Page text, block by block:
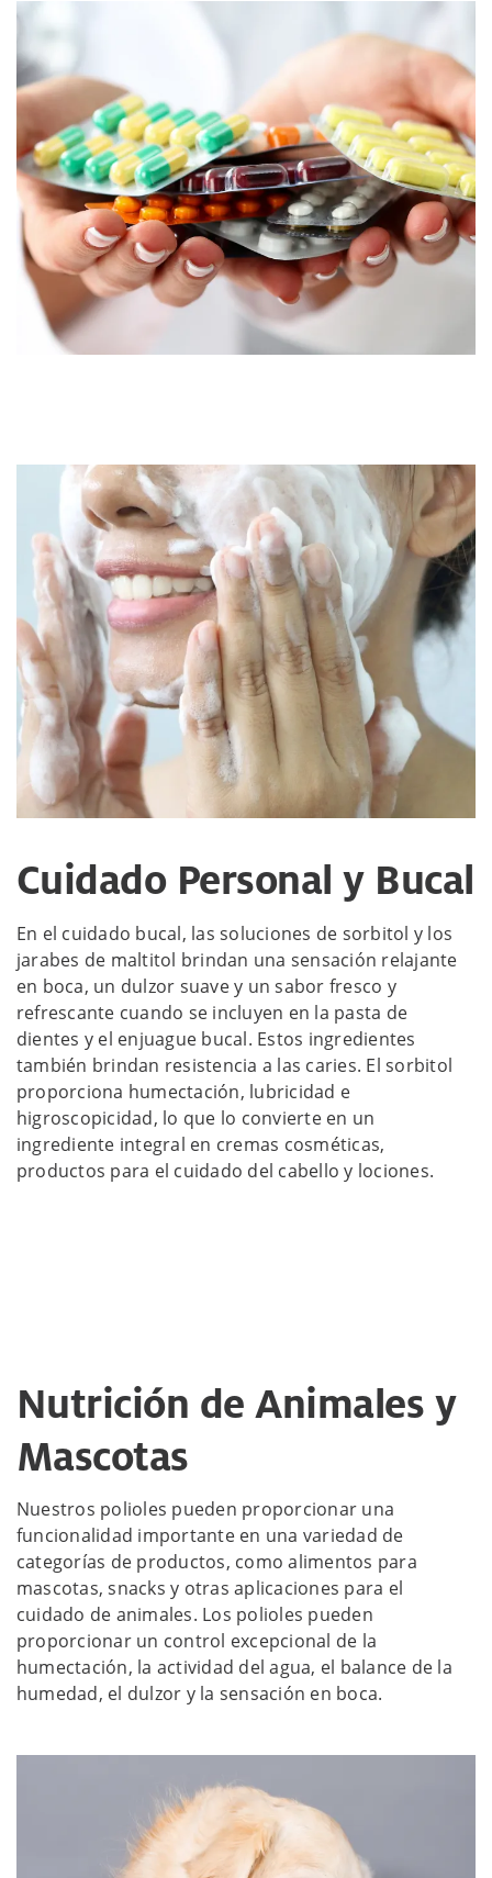
Cuidado Personal y Bucal
En el cuidado bucal, las soluciones de sorbitol y los
jarabes de maltitol brindan una sensación relajante
en boca, un dulzor suave y un sabor fresco y
refrescante cuando se incluyen en la pasta de
dientes y el enjuague bucal. Estos ingredientes
también brindan resistencia a las caries. El sorbitol
proporciona humectación, lubricidad e
higroscopicidad, lo que lo convierte en un
ingrediente integral en cremas cosméticas,
productos para el cuidado del cabello y lociones.
Nutrición de Animales y
Mascotas
Nuestros polioles pueden proporcionar una
funcionalidad importante en una variedad de
categorías de productos, como alimentos para
mascotas, snacks y otras aplicaciones para el
cuidado de animales. Los polioles pueden
proporcionar un control excepcional de la
humectación, la actividad del agua, el balance de la
humedad, el dulzor y la sensación en boca.